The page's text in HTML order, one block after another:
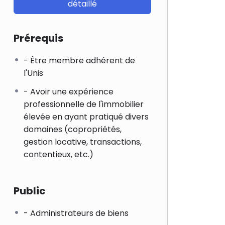
détaillé
Prérequis
- Être membre adhérent de
l'Unis
- Avoir une expérience
professionnelle de l'immobilier
élevée en ayant pratiqué divers
domaines (copropriétés,
gestion locative, transactions,
contentieux, etc.)
Public
- Administrateurs de biens